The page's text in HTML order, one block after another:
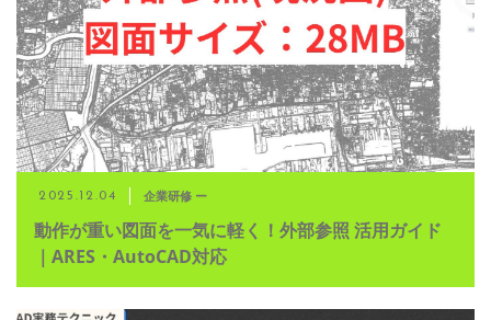
2025.12.04 企業研修 ー
動作が重い図面を一気に軽く！外部参照 活用ガイド
｜ARES・AutoCAD対応